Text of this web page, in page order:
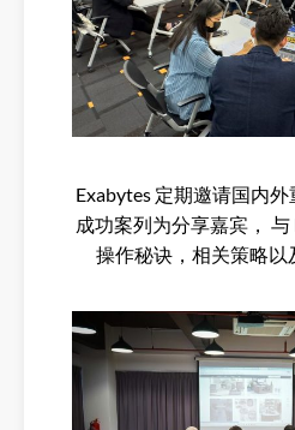
Exabytes 定期邀请国内
成功案列为分享嘉宾，
操作秘诀，相关策略以